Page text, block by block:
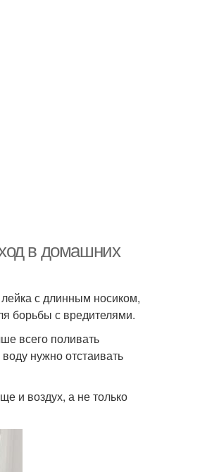
в домашних
с длинным носиком,
борьбы с вредителями.
всего поливать
нужно отстаивать
и воздух, а не только